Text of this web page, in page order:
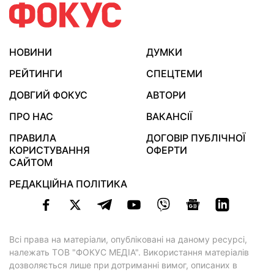
НОВИНИ
ДУМКИ
РЕЙТИНГИ
СПЕЦТЕМИ
ДОВГИЙ ФОКУС
АВТОРИ
ПРО НАС
ВАКАНСІЇ
ПРАВИЛА
КОРИСТУВАННЯ
САЙТОМ
ДОГОВІР ПУБЛІЧНОЇ
ОФЕРТИ
РЕДАКЦІЙНА ПОЛІТИКА
Всі права на матеріали, опубліковані на даному ресурсі,
належать ТОВ "ФОКУС МЕДІА". Використання матеріалів
дозволяється лише при дотриманні вимог, описаних в